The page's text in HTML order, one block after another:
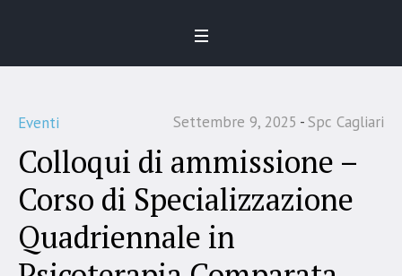
Settembre 9, 2025 Spc Cagliari
Eventi
Colloqui di ammissione –
Corso di Specializzazione
Quadriennale in